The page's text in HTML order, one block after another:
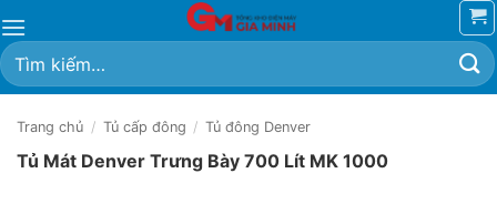
qua
nội
dung
Tìm
kiếm:
Trang chủ / Tủ cấp đông / Tủ đông Denver
Tủ Mát Denver Trưng Bày 700 Lít MK 1000